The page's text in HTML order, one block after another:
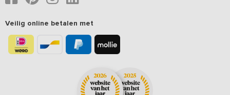
Veilig online betalen met